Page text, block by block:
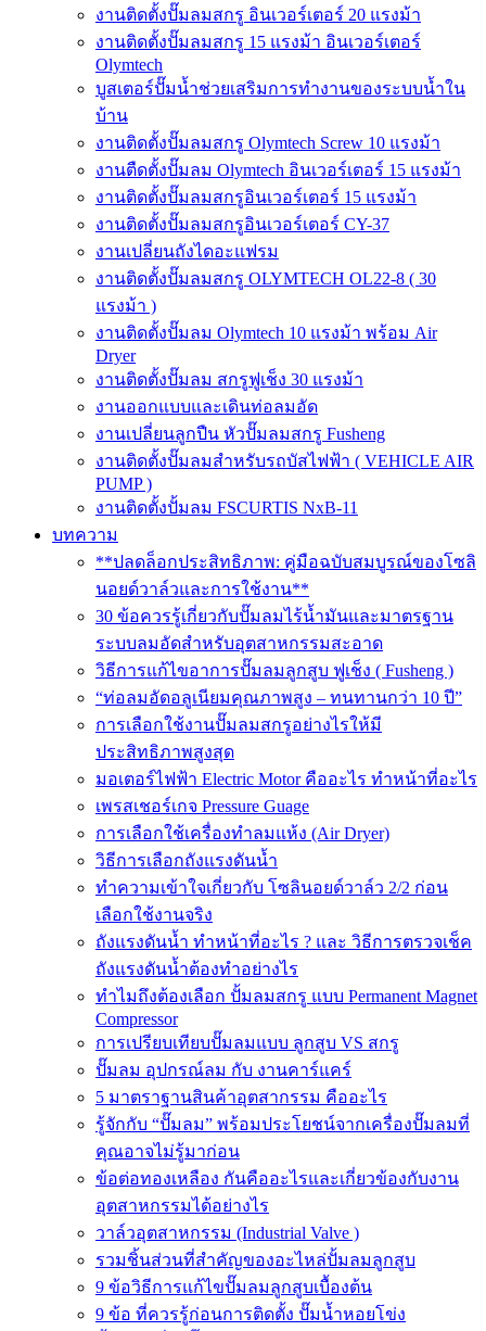
งานติดตั้งปั๊มลมสกรู อินเวอร์เตอร์ 20 แรงม้า
งานติดตั้งปั๊มลมสกรู 15 แรงม้า อินเวอร์เตอร์
Olymtech
บูสเตอร์ปั๊มน้ำช่วยเสริมการทำงานของระบบน้ำใน
บ้าน
งานติดตั้งปั๊มลมสกรู Olymtech Screw 10 แรงม้า
งานตืดตั้งปั๊มลม Olymtech อินเวอร์เตอร์ 15 แรงม้า
งานติดตั้งปั๊มลมสกรูอินเวอร์เตอร์ 15 แรงม้า
งานติดตั้งปั๊มลมสกรูอินเวอร์เตอร์ CY-37
งานเปลี่ยนถังไดอะแฟรม
งานติดตั้งปั๊มลมสกรู OLYMTECH OL22-8 ( 30
แรงม้า )
งานติดตั้งปั๊มลม Olymtech 10 แรงม้า พร้อม Air
Dryer
งานติดตั้งปั๊มลม สกรูฟูเช็ง 30 แรงม้า
งานออกแบบและเดินท่อลมอัด
งานเปลี่ยนลูกปืน หัวปั๊มลมสกรู Fusheng
งานติดตั้งปั๊มลมสำหรับรถบัสไฟฟ้า ( VEHICLE AIR
PUMP )
งานติดตั้งปั้มลม FSCURTIS NxB-11
บทความ
**ปลดล็อกประสิทธิภาพ: คู่มือฉบับสมบูรณ์ของโซลิ
นอยด์วาล์วและการใช้งาน**
30 ข้อควรรู้เกี่ยวกับปั๊มลมไร้น้ำมันและมาตรฐาน
ระบบลมอัดสำหรับอุตสาหกรรมสะอาด
วิธีการแก้ไขอาการปั๊มลมลูกสูบ ฟูเช็ง ( Fusheng )
“ท่อลมอัดอลูเนียมคุณภาพสูง – ทนทานกว่า 10 ปี”
การเลือกใช้งานปั๊มลมสกรูอย่างไรให้มี
ประสิทธิภาพสูงสุด
มอเตอร์ไฟฟ้า Electric Motor คืออะไร ทำหน้าที่อะไร
เพรสเชอร์เกจ Pressure Guage
การเลือกใช้เครื่องทำลมแห้ง (Air Dryer)
วิธีการเลือกถังแรงดันน้ำ
ทำความเข้าใจเกี่ยวกับ โซลินอยด์วาล์ว 2/2 ก่อน
เลือกใช้งานจริง
ถังแรงดันน้ำ ทำหน้าที่อะไร ? และ วิธีการตรวจเช็ค
ถังแรงดันน้ำต้องทำอย่างไร
ทำไมถึงต้องเลือก ปั้มลมสกรู แบบ Permanent Magnet
Compressor
การเปรียบเทียบปั๊มลมแบบ ลูกสูบ VS สกรู
ปั๊มลม อุปกรณ์ลม กับ งานคาร์แคร์
5 มาตราฐานสินค้าอุตสากรรม คืออะไร
รู้จักกับ “ปั๊มลม” พร้อมประโยชน์จากเครื่องปั๊มลมที่
คุณอาจไม่รู้มาก่อน
ข้อต่อทองเหลือง กันคืออะไรและเกี่ยวข้องกับงาน
อุตสาหกรรมได้อย่างไร
วาล์วอุตสาหกรรม (Industrial Valve )
รวมชิ้นส่วนที่สำคัญของอะไหล่ปั้มลมลูกสูบ
9 ข้อวิธีการแก้ไขปั๊มลมลูกสูบเบื้องต้น
9 ข้อ ที่ควรรู้ก่อนการติดตั้ง ปั๊มน้ำหอยโข่ง